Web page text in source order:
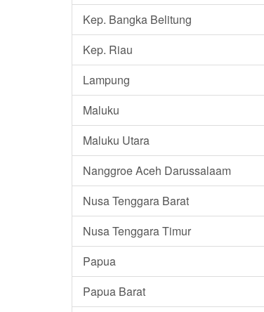
Kep. Bangka Belitung
Kep. Riau
Lampung
Maluku
Maluku Utara
Nanggroe Aceh Darussalaam
Nusa Tenggara Barat
Nusa Tenggara Timur
Papua
Papua Barat